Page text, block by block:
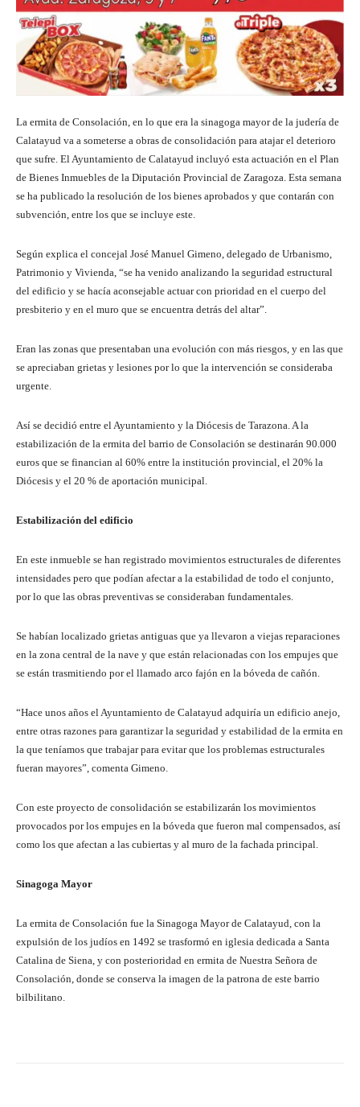
La ermita de Consolación, en lo que era la sinagoga mayor de la judería de
Calatayud va a someterse a obras de consolidación para atajar el deterioro
que sufre. El Ayuntamiento de Calatayud incluyó esta actuación en el Plan
de Bienes Inmuebles de la Diputación Provincial de Zaragoza. Esta semana
se ha publicado la resolución de los bienes aprobados y que contarán con
subvención, entre los que se incluye este.
Según explica el concejal José Manuel Gimeno, delegado de Urbanismo,
Patrimonio y Vivienda, “se ha venido analizando la seguridad estructural
del edificio y se hacía aconsejable actuar con prioridad en el cuerpo del
presbiterio y en el muro que se encuentra detrás del altar”.
Eran las zonas que presentaban una evolución con más riesgos, y en las que
se apreciaban grietas y lesiones por lo que la intervención se consideraba
urgente.
Así se decidió entre el Ayuntamiento y la Diócesis de Tarazona. A la
estabilización de la ermita del barrio de Consolación se destinarán 90.000
euros que se financian al 60% entre la institución provincial, el 20% la
Diócesis y el 20 % de aportación municipal.
Estabilización del edificio
En este inmueble se han registrado movimientos estructurales de diferentes
intensidades pero que podían afectar a la estabilidad de todo el conjunto,
por lo que las obras preventivas se consideraban fundamentales.
Se habían localizado grietas antiguas que ya llevaron a viejas reparaciones
en la zona central de la nave y que están relacionadas con los empujes que
se están trasmitiendo por el llamado arco fajón en la bóveda de cañón.
“Hace unos años el Ayuntamiento de Calatayud adquiría un edificio anejo,
entre otras razones para garantizar la seguridad y estabilidad de la ermita en
la que teníamos que trabajar para evitar que los problemas estructurales
fueran mayores”, comenta Gimeno.
Con este proyecto de consolidación se estabilizarán los movimientos
provocados por los empujes en la bóveda que fueron mal compensados, así
como los que afectan a las cubiertas y al muro de la fachada principal.
Sinagoga Mayor
La ermita de Consolación fue la Sinagoga Mayor de Calatayud, con la
expulsión de los judíos en 1492 se trasformó en iglesia dedicada a Santa
Catalina de Siena, y con posterioridad en ermita de Nuestra Señora de
Consolación, donde se conserva la imagen de la patrona de este barrio
bilbilitano.